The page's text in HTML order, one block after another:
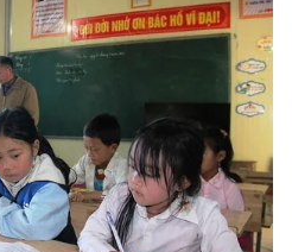
hình Việt Nam
báo điện tử số 483/GP-BTTTT